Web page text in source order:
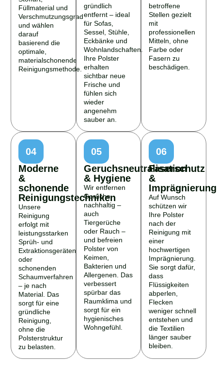
Füllmaterial und
Verschmutzungsgrad
und wählen
darauf
basierend die
optimale,
materialschonende
Reinigungsmethode.
gründlich
entfernt – ideal
für Sofas,
Sessel, Stühle,
Eckbänke und
Wohnlandschaften.
Ihre Polster
erhalten
sichtbar neue
Frische und
fühlen sich
wieder
angenehm
sauber an.
betroffene
Stellen gezielt
mit
professionellen
Mitteln, ohne
Farbe oder
Fasern zu
beschädigen.
04
Moderne
&
schonende
Reinigungstechniken
Unsere
Reinigung
erfolgt mit
leistungsstarken
Sprüh- und
Extraktionsgeräten
oder
schonenden
Schaumverfahren
– je nach
Material. Das
sorgt für eine
gründliche
Reinigung,
ohne die
Polsterstruktur
zu belasten.
05
Geruchsneutralisation
& Hygiene
Wir entfernen
Gerüche
nachhaltig –
auch
Tiergerüche
oder Rauch –
und befreien
Polster von
Keimen,
Bakterien und
Allergenen. Das
verbessert
spürbar das
Raumklima und
sorgt für ein
hygienisches
Wohngefühl.
06
Faserschutz
&
Imprägnierung
Auf Wunsch
schützen wir
Ihre Polster
nach der
Reinigung mit
einer
hochwertigen
Imprägnierung.
Sie sorgt dafür,
dass
Flüssigkeiten
abperlen,
Flecken
weniger schnell
entstehen und
die Textilien
länger sauber
bleiben.